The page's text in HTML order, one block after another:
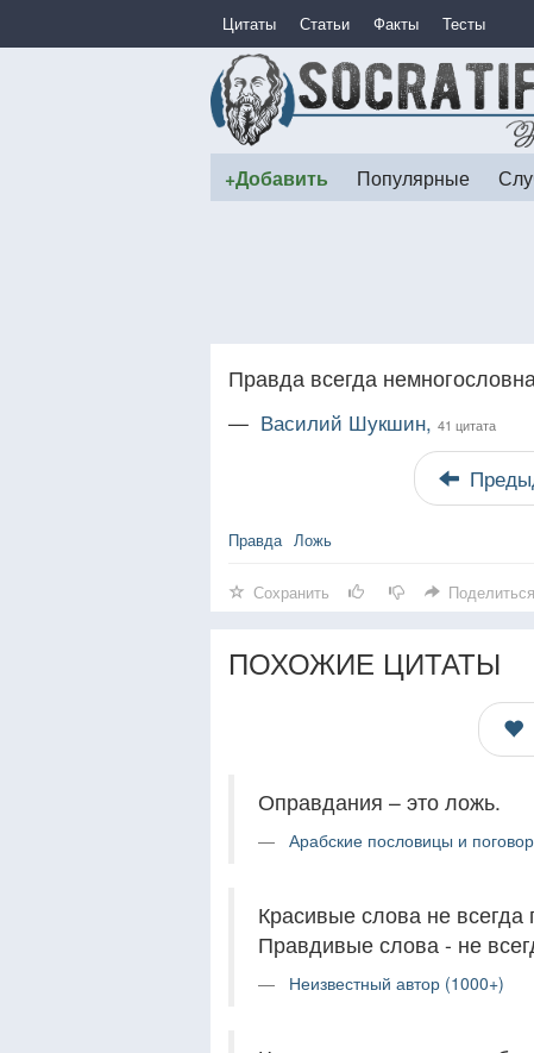
Цитаты Статьи Факты Тесты
+Добавить Популярные
Правда всегда
— Василий Шукшин, 41 цитата
Правда Ложь
Сохранить Поделиться
ПОХОЖИЕ ЦИТАТЫ
Оправдания – это ложь.
Арабские пословицы и
Красивые слова не всегда
Правдивые слова - не
Неизвестный автор (1000+)